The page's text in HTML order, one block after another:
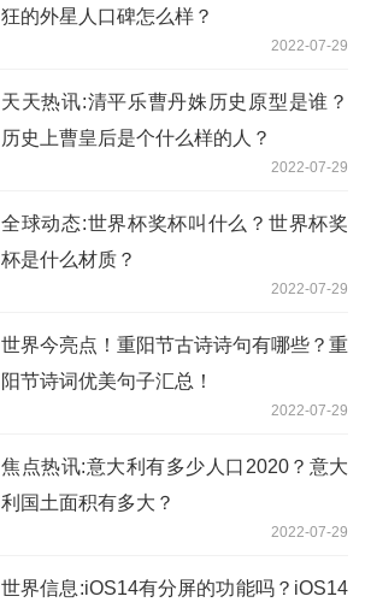
狂的外星人口碑怎么样？
2022-07-29
天天热讯:清平乐曹丹姝历史原型是谁？
历史上曹皇后是个什么样的人？
2022-07-29
全球动态:世界杯奖杯叫什么？世界杯奖
杯是什么材质？
2022-07-29
世界今亮点！重阳节古诗诗句有哪些？重
阳节诗词优美句子汇总！
2022-07-29
焦点热讯:意大利有多少人口2020？意大
利国土面积有多大？
2022-07-29
世界信息:iOS14有分屏的功能吗？iOS14